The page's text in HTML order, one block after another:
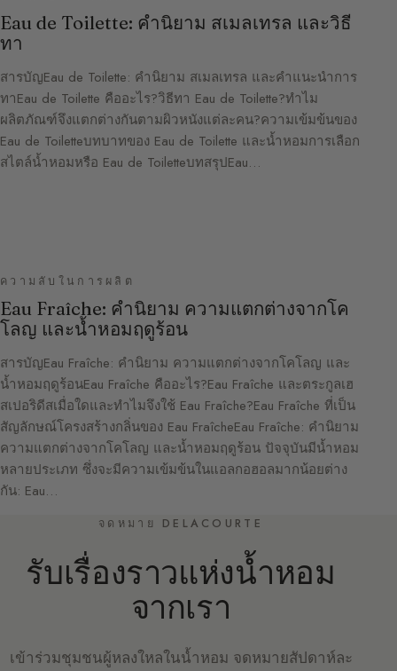
Eau de Toilette: คำนิยาม สเมลเทรล และวิธี
ทา
สารบัญEau de Toilette: คำนิยาม สเมลเทรล และคำแนะนำการ
ทาEau de Toilette คืออะไร?วิธีทา Eau de Toilette?ทำไม
ผลิตภัณฑ์จึงแตกต่างกันตามผิวหนังแต่ละคน?ความเข้มข้นของ
Eau de Toiletteบทบาทของ Eau de Toilette และน้ำหอมการเลือก
สไตล์น้ำหอมหรือ Eau de ToiletteบทสรุปEau…
ความลับในการผลิต
Eau Fraîche: คำนิยาม ความแตกต่างจากโค
โลญ และน้ำหอมฤดูร้อน
สารบัญEau Fraîche: คำนิยาม ความแตกต่างจากโคโลญ และ
น้ำหอมฤดูร้อนEau Fraîche คืออะไร?Eau Fraîche และตระกูลเฮ
สเปอริดีสเมื่อใดและทำไมจึงใช้ Eau Fraîche?Eau Fraîche ที่เป็น
สัญลักษณ์โครงสร้างกลิ่นของ Eau FraîcheEau Fraîche: คำนิยาม
ความแตกต่างจากโคโลญ และน้ำหอมฤดูร้อน ปัจจุบันมีน้ำหอม
หลายประเภท ซึ่งจะมีความเข้มข้นในแอลกอฮอลมากน้อยต่าง
กัน: Eau…
จดหมาย DELACOURTE
รับเรื่องราวแห่งน้ำหอม
จากเรา
เข้าร่วมชุมชนผู้หลงใหลในน้ำหอม จดหมายสัปดาห์ละ